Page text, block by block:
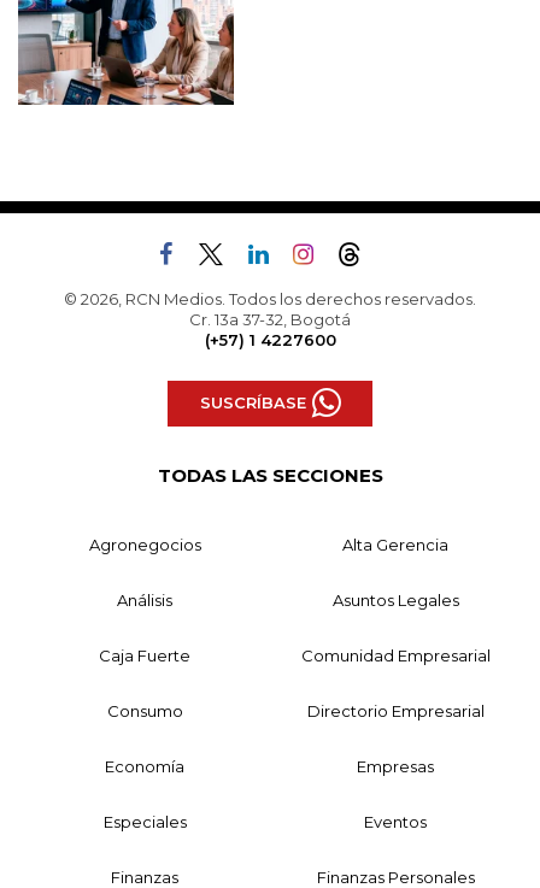
© 2026, RCN Medios. Todos los derechos reservados.
Cr. 13a 37-32, Bogotá
(+57) 1 4227600
SUSCRÍBASE
TODAS LAS SECCIONES
Agronegocios Alta Gerencia
Análisis Asuntos Legales
Caja Fuerte Comunidad Empresarial
Consumo Directorio Empresarial
Economía Empresas
Especiales Eventos
Finanzas Finanzas Personales